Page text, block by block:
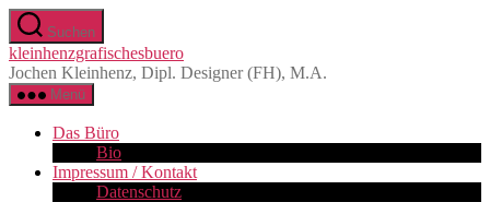
Zum
Inhalt
springen
Suchen
kleinhenzgrafischesbuero
Jochen Kleinhenz, Dipl. Designer (FH), M.A.
Menü
Das Büro
Bio
Impressum / Kontakt
Datenschutz